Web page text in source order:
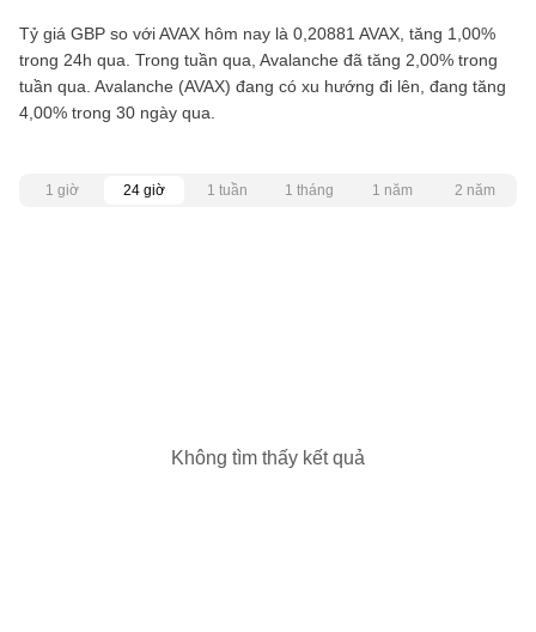
Tỷ giá GBP so với AVAX hôm nay là 0,20881 AVAX, tăng 1,00%
trong 24h qua. Trong tuần qua, Avalanche đã tăng 2,00% trong
tuần qua. Avalanche (AVAX) đang có xu hướng đi lên, đang tăng
4,00% trong 30 ngày qua.
1 giờ 24 giờ 1 tuần 1 tháng 1 năm 2 năm
Không tìm thấy kết quả